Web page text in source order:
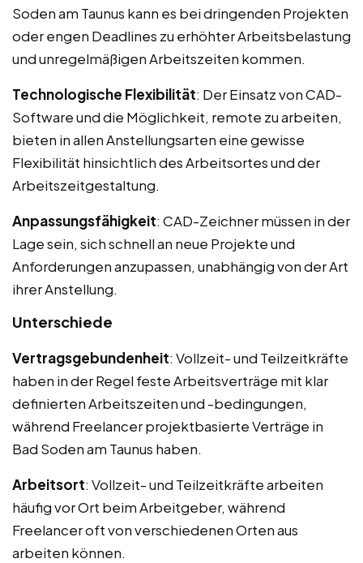
Soden am Taunus kann es bei dringenden Projekten
oder engen Deadlines zu erhöhter Arbeitsbelastung
und unregelmäßigen Arbeitszeiten kommen.
Technologische Flexibilität: Der Einsatz von CAD-
Software und die Möglichkeit, remote zu arbeiten,
bieten in allen Anstellungsarten eine gewisse
Flexibilität hinsichtlich des Arbeitsortes und der
Arbeitszeitgestaltung.
Anpassungsfähigkeit: CAD-Zeichner müssen in der
Lage sein, sich schnell an neue Projekte und
Anforderungen anzupassen, unabhängig von der Art
ihrer Anstellung.
Unterschiede
Vertragsgebundenheit: Vollzeit- und Teilzeitkräfte
haben in der Regel feste Arbeitsverträge mit klar
definierten Arbeitszeiten und -bedingungen,
während Freelancer projektbasierte Verträge in
Bad Soden am Taunus haben.
Arbeitsort: Vollzeit- und Teilzeitkräfte arbeiten
häufig vor Ort beim Arbeitgeber, während
Freelancer oft von verschiedenen Orten aus
arbeiten können.